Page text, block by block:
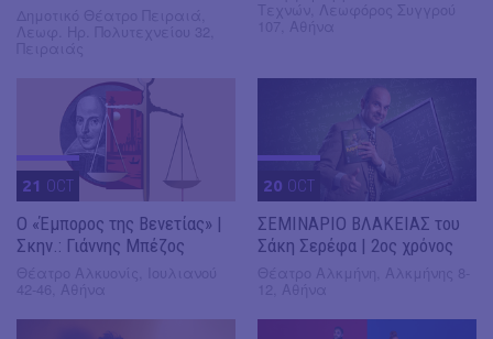
21 OCT
Ο «Έμπορος της Βενετίας» |
Σκην.: Γιάννης Μπέζος
20 OCT
ΣΕΜΙΝΑΡΙΟ ΒΛΑΚΕΙΑΣ του
Σάκη Σερέφα | 2ος χρόνος